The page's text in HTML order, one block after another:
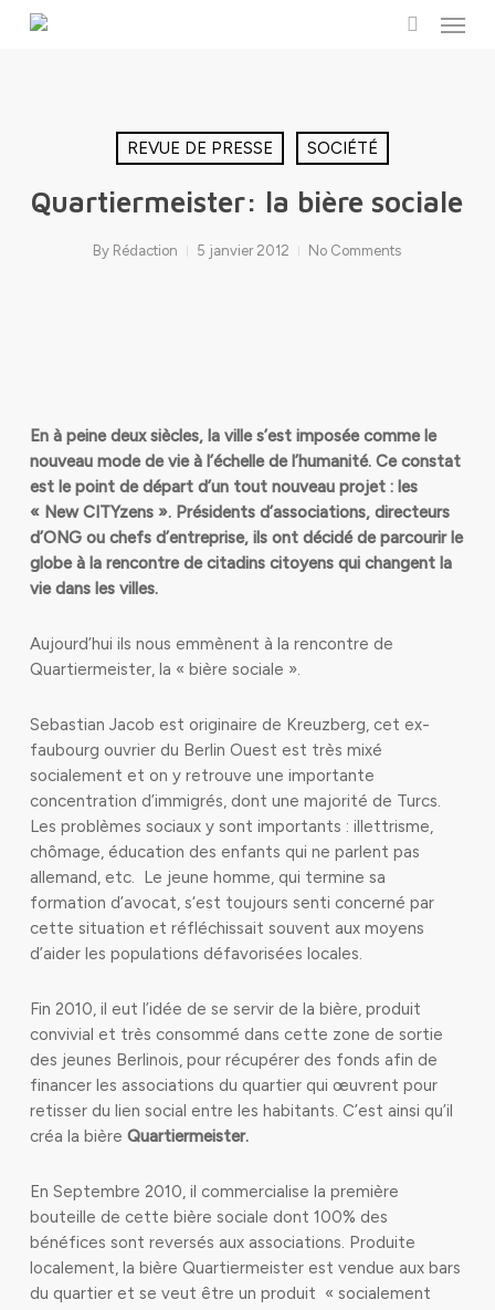
Menu
REVUE DE PRESSE SOCIÉTÉ
Quartiermeister: la bière sociale
By Rédaction 5 janvier 2012 No Comments
En à peine deux siècles, la ville s’est imposée comme le
nouveau mode de vie à l’échelle de l’humanité. Ce constat
est le point de départ d’un tout nouveau projet : les
« New CITYzens ». Présidents d’associations, directeurs
d’ONG ou chefs d’entreprise, ils ont décidé de parcourir le
globe à la rencontre de citadins citoyens qui changent la
vie dans les villes.
Aujourd’hui ils nous emmènent à la rencontre de
Quartiermeister, la « bière sociale ».
Sebastian Jacob est originaire de Kreuzberg, cet ex-
faubourg ouvrier du Berlin Ouest est très mixé
socialement et on y retrouve une importante
concentration d’immigrés, dont une majorité de Turcs.
Les problèmes sociaux y sont importants : illettrisme,
chômage, éducation des enfants qui ne parlent pas
allemand, etc. Le jeune homme, qui termine sa
formation d’avocat, s‘est toujours senti concerné par
cette situation et réfléchissait souvent aux moyens
d’aider les populations défavorisées locales.
Fin 2010, il eut l’idée de se servir de la bière, produit
convivial et très consommé dans cette zone de sortie
des jeunes Berlinois, pour récupérer des fonds afin de
financer les associations du quartier qui œuvrent pour
retisser du lien social entre les habitants. C’est ainsi qu’il
créa la bière Quartiermeister.
En Septembre 2010, il commercialise la première
bouteille de cette bière sociale dont 100% des
bénéfices sont reversés aux associations. Produite
localement, la bière Quartiermeister est vendue aux bars
du quartier et se veut être un produit « socialement